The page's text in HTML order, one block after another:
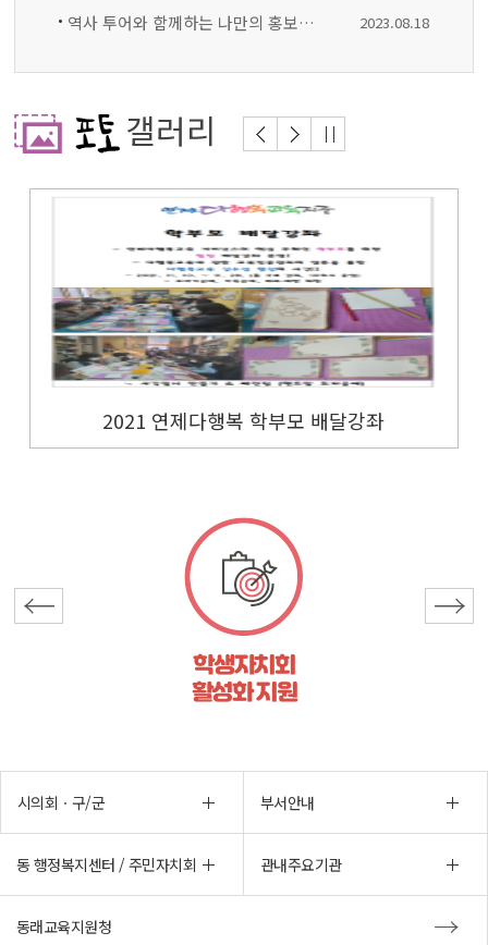
역사 투어와 함께하는 나만의 홍보영상 만들기 <나는 연제도슨트> 모집 2023.08.18
갤러리
2021 연제다행복 학부모 배달강좌
학생자치회
활성화 지원
시의회ㆍ구/군 부서안내
동 행정복지센터 / 주민자치회 관내주요기관
동래교육지원청